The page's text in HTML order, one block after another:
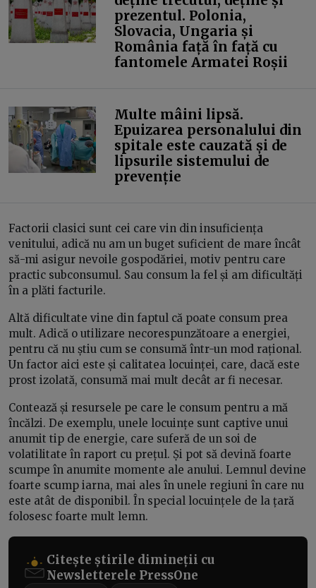
prezentul. Polonia,
Slovacia, Ungaria și
România față în față cu
fantomele Armatei Roșii
Multe mâini lipsă.
Epuizarea personalului din
spitale este cauzată și de
lipsurile sistemului de
prevenție
Factorii clasici sunt cei care vin din insuficiența
venitului, adică nu am un buget suficient de mare încât
să-mi asigur nevoile gospodăriei, motiv pentru care
practic subconsumul. Sau consum la fel și am dificultăți
în a plăti facturile.
Altă dificultate vine din faptul că poate consum prea
mult. Adică o utilizare necorespunzătoare a energiei,
pentru că nu știu cum se consumă într-un mod rațional.
Un factor aici este și calitatea locuinței, care, dacă este
prost izolată, consumă mai mult decât ar fi necesar.
Contează și resursele pe care le consum pentru a mă
încălzi. De exemplu, unele locuințe sunt captive unui
anumit tip de energie, care suferă de un soi de
volatilitate în raport cu prețul. Și pot să devină foarte
scumpe în anumite momente ale anului. Lemnul devine
foarte scump iarna, mai ales în unele regiuni în care nu
este atât de disponibil. În special locuințele de la țară
folosesc foarte mult lemn.
Citește știrile dimineții cu
Newsletterele PressOne